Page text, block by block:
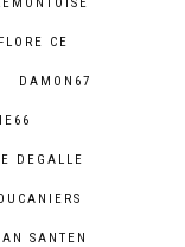
FLORE CE
DAMON67
DEGALLE
SANTEN